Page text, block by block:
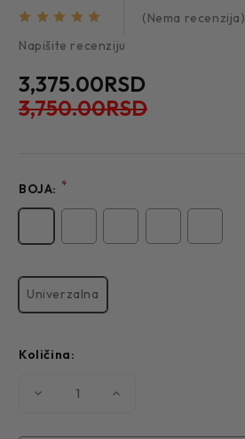
(Nema recenzija)
Napišite recenziju
3,375.00RSD
3,750.00RSD
BOJA: *
Univerzalna
Količina:
Smanjite Povećajte